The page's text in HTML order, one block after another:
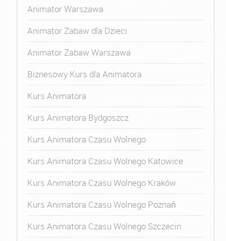
Animator Warszawa
Animator Zabaw dla Dzieci
Animator Zabaw Warszawa
Biznesowy Kurs dla Animatora
Kurs Animatora
Kurs Animatora Bydgoszcz
Kurs Animatora Czasu Wolnego
Kurs Animatora Czasu Wolnego Katowice
Kurs Animatora Czasu Wolnego Kraków
Kurs Animatora Czasu Wolnego Poznań
Kurs Animatora Czasu Wolnego Szczecin